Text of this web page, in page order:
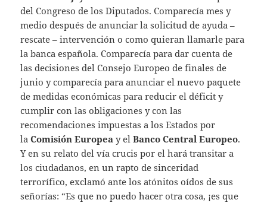
del Congreso de los Diputados. Comparecía mes y
medio después de anunciar la solicitud de ayuda –
rescate – intervención o como quieran llamarle para
la banca española. Comparecía para dar cuenta de
las decisiones del Consejo Europeo de finales de
junio y comparecía para anunciar el nuevo paquete
de medidas económicas para reducir el déficit y
cumplir con las obligaciones y con las
recomendaciones impuestas a los Estados por
la Comisión Europeay elBanco Central Europeo.
Y en su relato del vía crucis por el hará transitar a
los ciudadanos, en un rapto de sinceridad
terrorífico, exclamó ante los atónitos oídos de sus
señorías: “Es que no puedo hacer otra cosa, ¡es que